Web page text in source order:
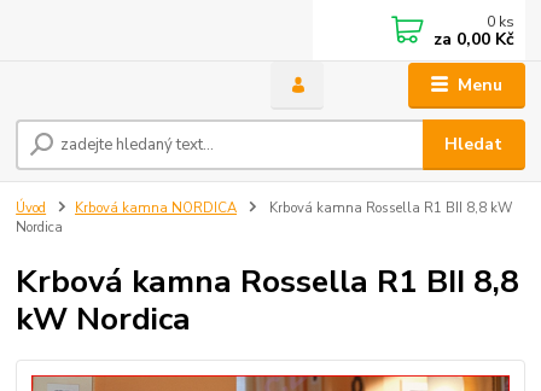
Menu
Hledat
0 ks
za 0,00 Kč
Úvod Krbová kamna NORDICA
Krbová kamna Rossella R1 BII 8,8 kW
Nordica
Krbová kamna Rossella R1 BII 8,8
kW Nordica